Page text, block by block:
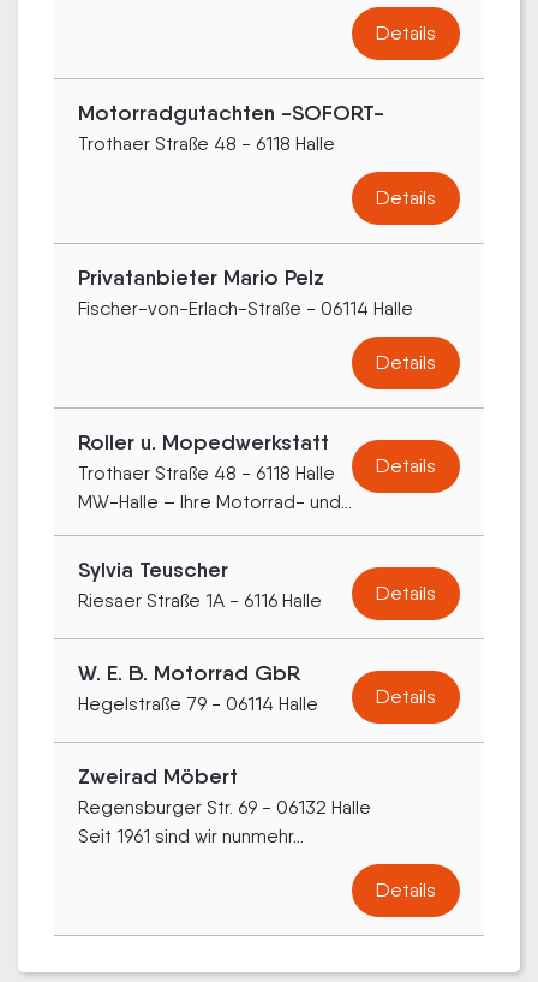
Details
Motorradgutachten -SOFORT-
Trothaer Straße 48 - 6118 Halle
Details
Privatanbieter Mario Pelz
Fischer-von-Erlach-Straße - 06114 Halle
Details
Roller u. Mopedwerkstatt
Trothaer Straße 48 - 6118 Halle
MW-Halle – Ihre Motorrad- und...
Details
Sylvia Teuscher
Riesaer Straße 1A - 6116 Halle Details
W. E. B. Motorrad GbR
Hegelstraße 79 - 06114 Halle Details
Zweirad Möbert
Regensburger Str. 69 - 06132 Halle
Seit 1961 sind wir nunmehr...
Details